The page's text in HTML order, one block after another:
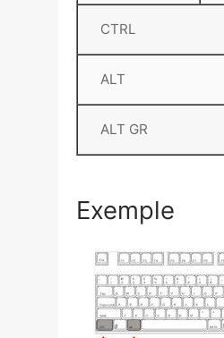
CTRL
ALT
ALT GR
Exemple